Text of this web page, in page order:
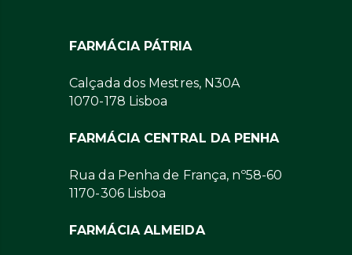
FARMÁCIA PÁTRIA
Calçada dos Mestres, N30A
1070-178 Lisboa
FARMÁCIA CENTRAL DA PENHA
Rua da Penha de França, nº58-60
1170-306 Lisboa
FARMÁCIA ALMEIDA